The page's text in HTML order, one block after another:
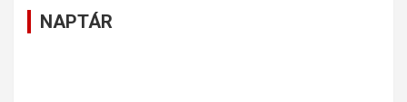
NAPTÁR